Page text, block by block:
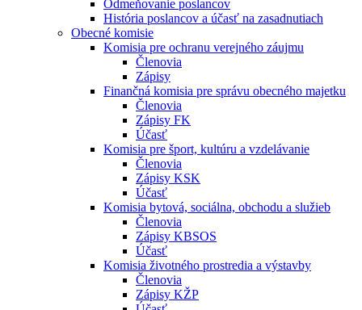
Odmeňovanie poslancov
História poslancov a účasť na zasadnutiach
Obecné komisie
Komisia pre ochranu verejného záujmu
Členovia
Zápisy
Finančná komisia pre správu obecného majetku
Členovia
Zápisy FK
Účasť
Komisia pre šport, kultúru a vzdelávanie
Členovia
Zápisy KSK
Účasť
Komisia bytová, sociálna, obchodu a služieb
Členovia
Zápisy KBSOS
Účasť
Komisia životného prostredia a výstavby
Členovia
Zápisy KŽP